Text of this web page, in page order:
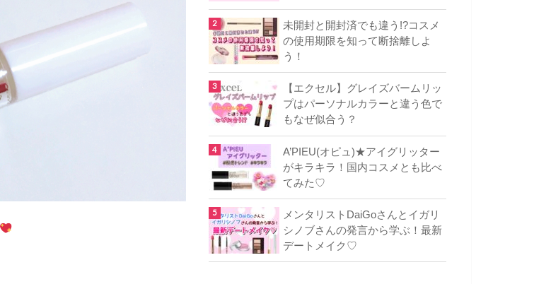
未開封と開封済でも違う!?コスメ
の使用期限を知って断捨離しよ
う！
【エクセル】グレイズバームリッ
プはパーソナルカラーと違う色で
もなぜ似合う？
A’PIEU(オピュ)★アイグリッター
がキラキラ！国内コスメとも比べ
てみた♡
メンタリストDaiGoさんとイガリ
シノブさんの発言から学ぶ！最新
デートメイク♡